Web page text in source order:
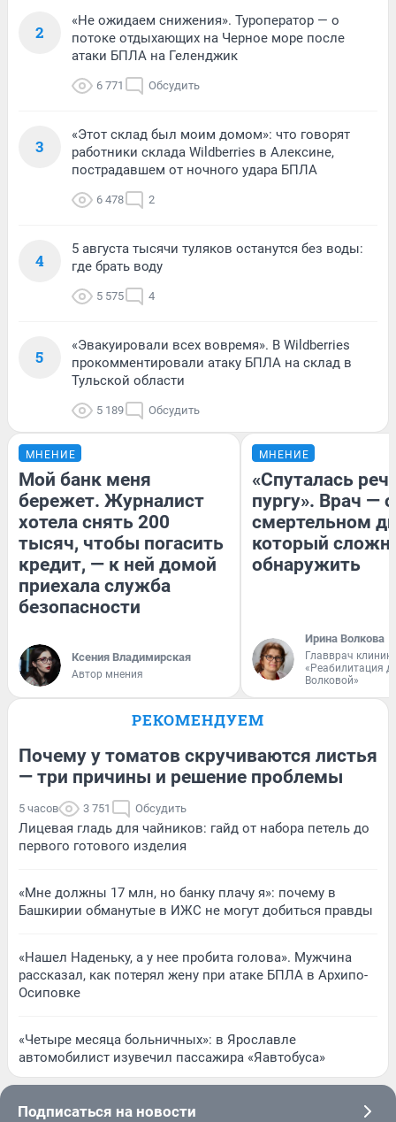
2
«Не ожидаем снижения». Туроператор — о
потоке отдыхающих на Черное море после
атаки БПЛА на Геленджик
6 771 Обсудить
3
«Этот склад был моим домом»: что говорят
работники склада Wildberries в Алексине,
пострадавшем от ночного удара БПЛА
6 478 2
4
5 августа тысячи туляков останутся без воды:
где брать воду
5 575 4
5
«Эвакуировали всех вовремя». В Wildberries
прокомментировали атаку БПЛА на склад в
Тульской области
5 189 Обсудить
МНЕНИЕ
Мой банк меня
бережет. Журналист
хотела снять 200
тысяч, чтобы погасить
кредит, — к ней домой
приехала служба
безопасности
Ксения Владимирская
Автор мнения
МНЕНИЕ
«Спуталась
пургу». Врач — о
смертельном
который
обнаружить
Ирина Волкова
Главврач
«Реабилитация
Волковой»
РЕКОМЕНДУЕМ
Почему у томатов скручиваются листья
— три причины и решение проблемы
5 часов 3 751 Обсудить
Лицевая гладь для чайников: гайд от набора петель до
первого готового изделия
«Мне должны 17 млн, но банку плачу я»: почему в
Башкирии обманутые в ИЖС не могут добиться правды
«Нашел Наденьку, а у нее пробита голова». Мужчина
рассказал, как потерял жену при атаке БПЛА в Архипо-
Осиповке
«Четыре месяца больничных»: в Ярославле
автомобилист изувечил пассажира «Яавтобуса»
Подписаться на новости